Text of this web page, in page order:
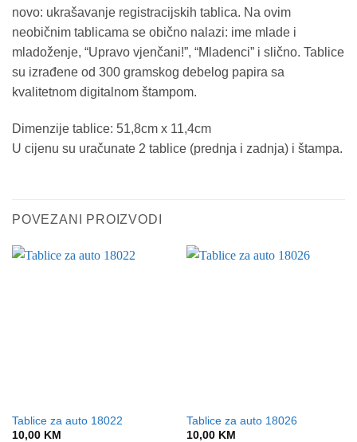
novo: ukrašavanje registracijskih tablica. Na ovim
neobičnim tablicama se obično nalazi: ime mlade i
mladoženje, “Upravo vjenčani!”, “Mladenci” i slično. Tablice
su izrađene od 300 gramskog debelog papira sa
kvalitetnom digitalnom štampom.
Dimenzije tablice: 51,8cm x 11,4cm
U cijenu su uračunate 2 tablice (prednja i zadnja) i štampa.
POVEZANI PROIZVODI
Tablice za auto 18022
10,00 KM
Tablice za auto 18026
10,00 KM